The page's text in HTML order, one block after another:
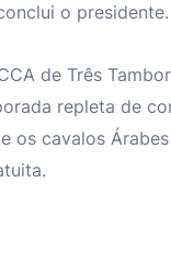
o presidente.
de Três
repleta de
os cavalos